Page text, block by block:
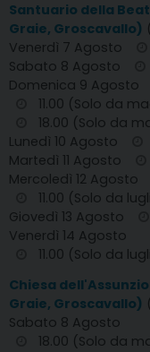
Santuario della
Graie, Groscavallo)
Venerdì 7 Agosto
Sabato 8 Agosto
Domenica 9 Agosto
11.00 (Solo da
18.00 (Solo da
Lunedì 10 Agosto
Martedì 11 Agosto
Mercoledì 12 Agosto
11.00 (Solo da
Giovedì 13 Agosto
Venerdì 14 Agosto
11.00 (Solo da
Chiesa
Graie, Groscavallo)
Sabato 8 Agosto
18.00 (Solo da